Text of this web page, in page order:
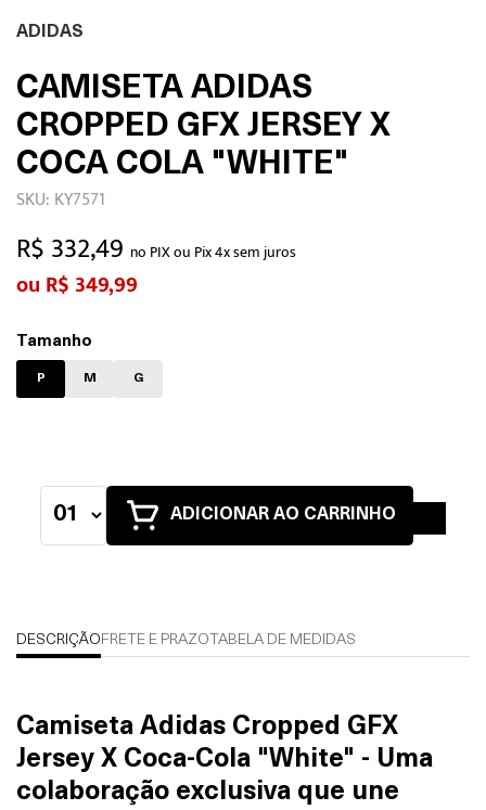
ADIDAS
CAMISETA ADIDAS
CROPPED GFX JERSEY X
COCA COLA "WHITE"
SKU: KY7571
R$ 332,49 no PIX ou Pix 4x sem juros
R$ 349,99
Tamanho
P M G
ADICIONAR AO CARRINHO
DESCRIÇÃO FRETE E PRAZOTABELA DE MEDIDAS
Camiseta Adidas Cropped GFX
Jersey X Coca-Cola "White" - Uma
colaboração exclusiva que une